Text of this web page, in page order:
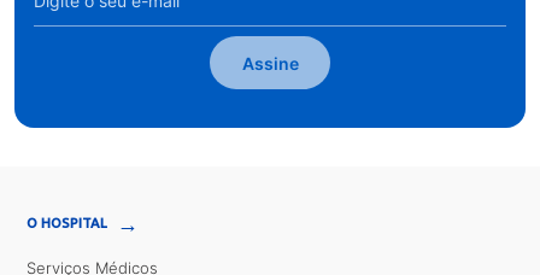
Assine
O HOSPITAL →
Serviços Médicos